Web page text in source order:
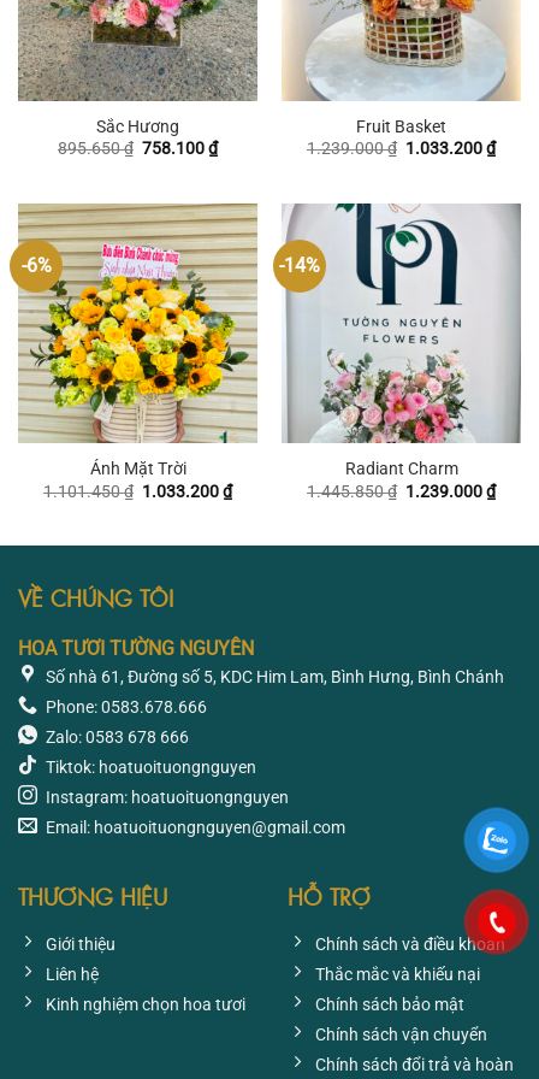
Sắc Hương
895.650₫ Giá
758.100₫Giá
hiện
758.100 ₫.
Fruit Basket
1.239.000₫ Giá
1.033.200₫Giá
hiện
-6%
Ánh Mặt Trời
1.101.450₫ Giá
1.033.200₫Giá
hiện
1.033.200 ₫.
-14%
Radiant Charm
1.445.850₫ Giá
1.239.000₫Giá
hiện
VỀ CHÚNG TÔI
HOA TƯƠI TƯỜNG NGUYÊN
Số nhà 61, Đường số 5, KDC Him Lam, Bình Hưng, Bình Chánh
Phone: 0583.678.666
Zalo: 0583 678 666
Tiktok: hoatuoituongnguyen
Instagram: hoatuoituongnguyen
Email: hoatuoituongnguyen@gmail.com
THƯƠNG HIỆU
Giới thiệu
Liên hệ
Kinh nghiệm chọn hoa tươi
HỖ TRỢ
Chính sách và điều khoản
Thắc mắc và khiếu nại
Chính sách bảo mật
Chính sách vận chuyển
Chính sách đổi trả và hoàn